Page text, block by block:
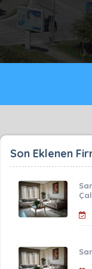
Son Eklenen